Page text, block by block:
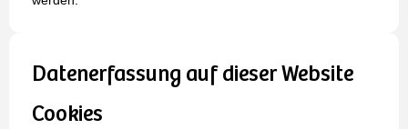
Datenerfassung auf dieser Website
Cookies